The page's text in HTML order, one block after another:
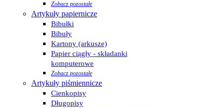
Zobacz pozostałe
Artykuły papiernicze
Bibułki
Bibuły
Kartony (arkusze)
Papier ciągły - składanki
komputerowe
Zobacz pozostałe
Artykuły piśmiennicze
Cienkopisy
Długopisy